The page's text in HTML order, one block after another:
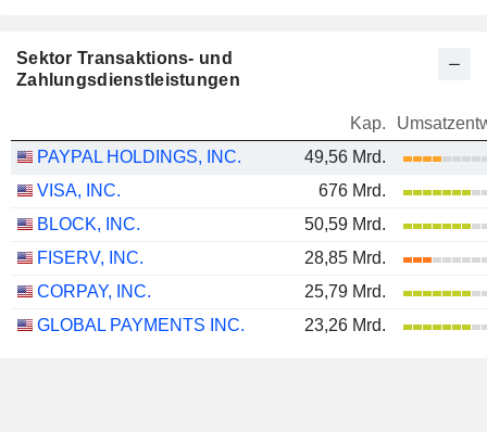
Sektor Transaktions- und
Zahlungsdienstleistungen
Kap.
PAYPAL HOLDINGS, INC.
49,56 Mrd.
VISA, INC.
676 Mrd.
BLOCK, INC.
50,59 Mrd.
FISERV, INC.
28,85 Mrd.
CORPAY, INC.
25,79 Mrd.
GLOBAL PAYMENTS INC.
23,26 Mrd.